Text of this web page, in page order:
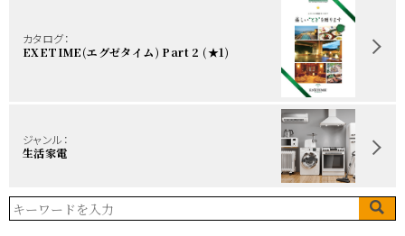
カタログ：
EXETIME(エグゼタイム) Part 2 (★1)
ジャンル：
生活家電